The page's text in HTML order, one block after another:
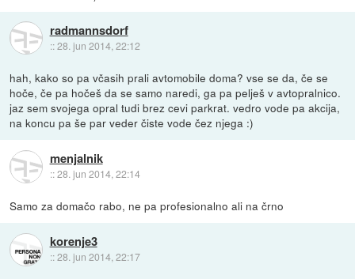
radmannsdorf
::28. jun 2014, 22:12
hah, kako so pa včasih prali avtomobile doma? vse se da, če se
hoče, če pa hočeš da se samo naredi, ga pa pelješ v avtopralnico.
jaz sem svojega opral tudi brez cevi parkrat. vedro vode pa akcija,
na koncu pa še par veder čiste vode čez njega :)
menjalnik
::28. jun 2014, 22:14
Samo za domačo rabo, ne pa profesionalno ali na črno
korenje3
::28. jun 2014, 22:17